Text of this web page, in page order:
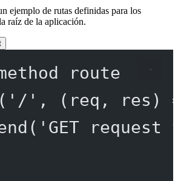
ejemplo de rutas definidas para los
raíz de la aplicación.
route
( '/' , ( req , res )
( 'GET request